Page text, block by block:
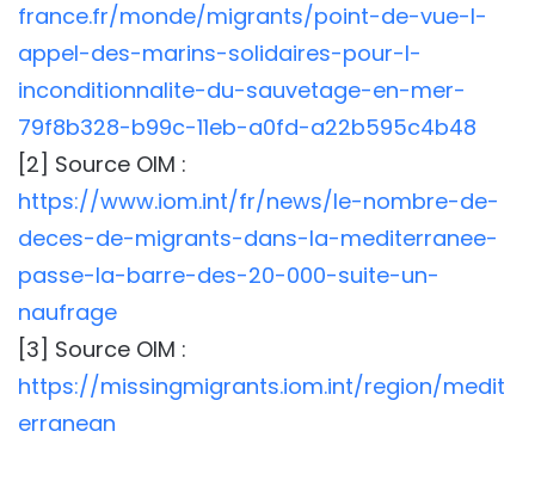
france.fr/monde/migrants/point-de-vue-l-
appel-des-marins-solidaires-pour-l-
inconditionnalite-du-sauvetage-en-mer-
79f8b328-b99c-11eb-a0fd-a22b595c4b48
[2] Source OIM :
https://www.iom.int/fr/news/le-nombre-de-
deces-de-migrants-dans-la-mediterranee-
passe-la-barre-des-20-000-suite-un-
naufrage
[3] Source OIM :
https://missingmigrants.iom.int/region/medit
erranean